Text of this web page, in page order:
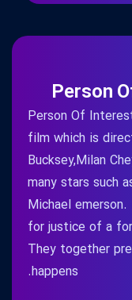
Person
Person Of
film which is
Bucksey,Milan
many stars such
Michael
for justice of a
They together
happens.